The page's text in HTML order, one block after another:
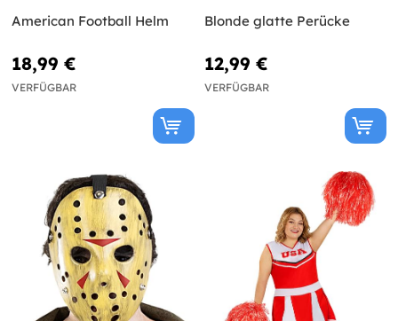
American Football Helm
18,99 €
VERFÜGBAR
Blonde glatte Perücke
12,99 €
VERFÜGBAR